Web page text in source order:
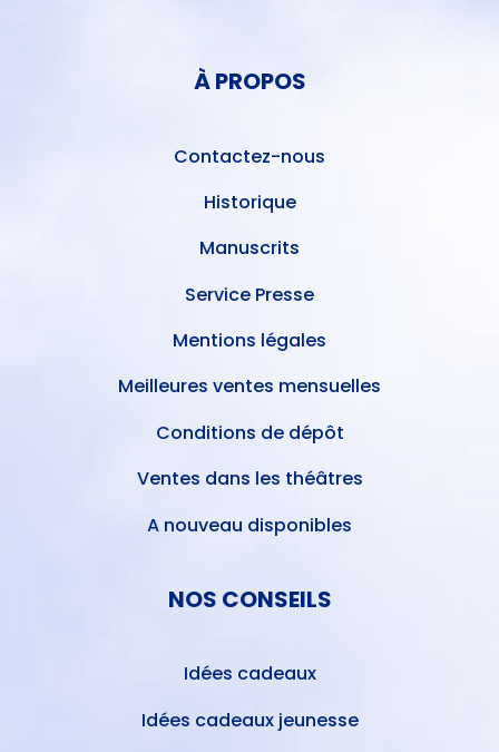
À PROPOS
Contactez-nous
Historique
Manuscrits
Service Presse
Mentions légales
Meilleures ventes mensuelles
Conditions de dépôt
Ventes dans les théâtres
A nouveau disponibles
NOS CONSEILS
Idées cadeaux
Idées cadeaux jeunesse